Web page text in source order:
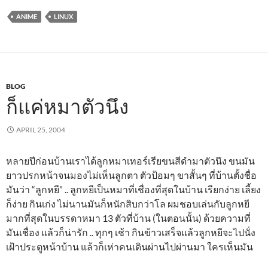
ANIME LINUX
BLOG
ก็แค่หมาตัวนึง
APRIL 25, 2004
หลายปีก่อนบ้านเราได้ลูกหมาเทอร์เรียขนสีดำมาตัวนึง ขนมัน
ยาวปรกหน้าจนมองไม่เห็นลูกตา ตัวป้อมๆ ขาสั้นๆ ที่บ้านตั้งชื่อ
มันว่า “ลูกหยี” .. ลูกหยีเป็นหมาที่เชื่องที่สุดในบ้าน เรียกง่าย เลี้ยง
ก็ง่าย กินเก่ง ไม่นานมันก็หนักสิบกว่าโล ผมชอบเล่นกับลูกหยี
มากที่สุดในบรรดาหมา 13 ตัวที่บ้าน (ในตอนนั้น) ด้วยความที่
มันเชื่อง แล้วก็น่ารัก .. ทุกๆ เช้า กินข้าวเสร็จแล้วลูกหยีจะไปนั่ง
เฝ้าประตูหน้าบ้าน แล้วก็เห่าคนเดินผ่านไปผ่านมา ใครเห็นมัน